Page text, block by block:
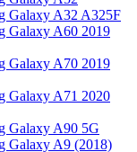
Galaxy A32 A325F
Galaxy A60 2019
Galaxy A70 2019
Galaxy A71 2020
Galaxy A90 5G
Galaxy A9 (2018)